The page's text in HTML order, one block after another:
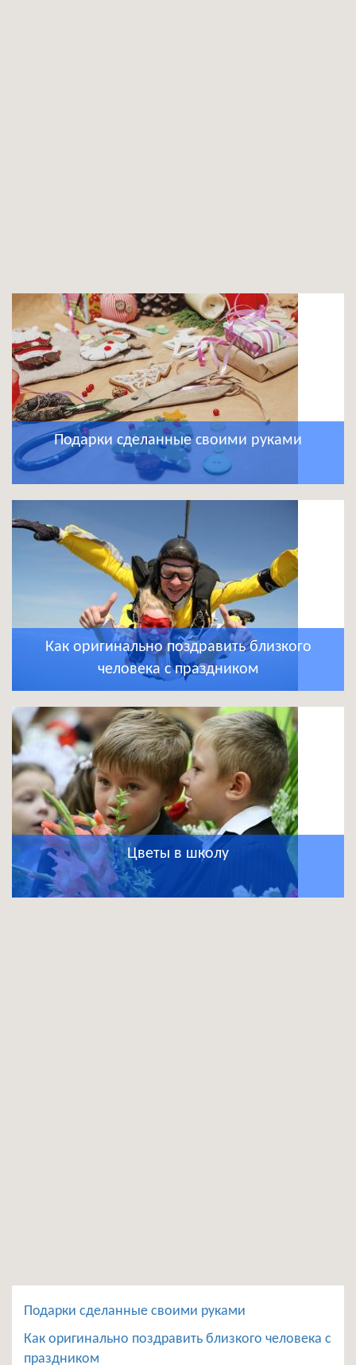
Подарки сделанные своими руками
Как оригинально поздравить близкого
человека с праздником
Цветы в школу
Подарки сделанные своими руками
Как оригинально поздравить близкого человека с
праздником